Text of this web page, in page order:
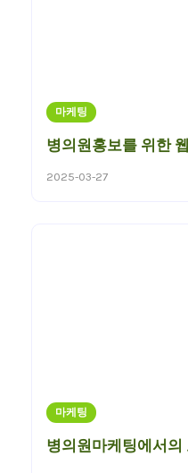
마케팅
병의원홍보를 위한
2025-03-27
마케팅
병의원마케팅에서의